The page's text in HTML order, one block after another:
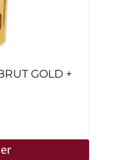
GOLD +